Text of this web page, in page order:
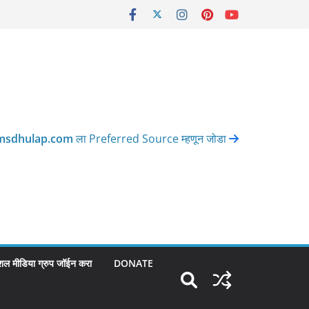
ला Preferred Source म्हणून जोडा
मीडिया ग्रुप जॉईन करा DONATE